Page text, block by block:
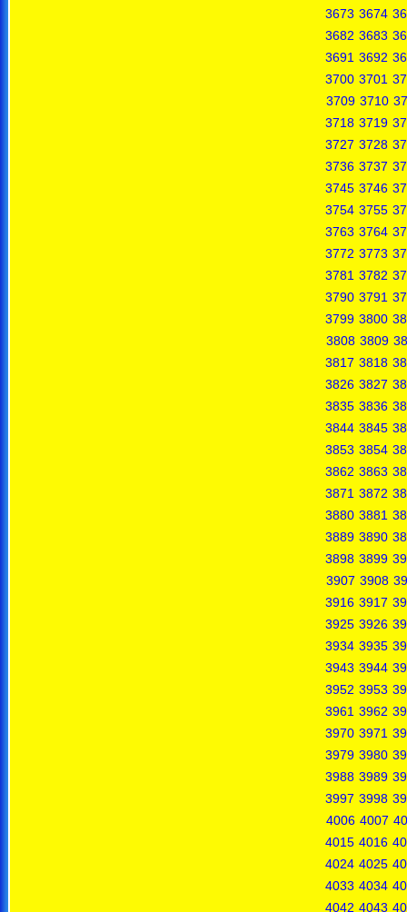
3673 3674
3682 3683
3691 3692
3700 3701
3709 3710
3718 3719
3727 3728
3736 3737
3745 3746
3754 3755
3763 3764
3772 3773
3781 3782
3790 3791
3799 3800
3808 3809
3817 3818
3826 3827
3835 3836
3844 3845
3853 3854
3862 3863
3871 3872
3880 3881
3889 3890
3898 3899
3907 3908
3916 3917
3925 3926
3934 3935
3943 3944
3952 3953
3961 3962
3970 3971
3979 3980
3988 3989
3997 3998
4006 4007
4015 4016
4024 4025
4033 4034
4042 4043